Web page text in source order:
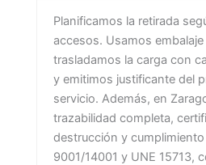
Planificamos la retirada
accesos. Usamos
trasladamos la carga con
y emitimos justificante del
servicio. Además, en
trazabilidad completa,
destrucción y cumplimiento
9001/14001 y UNE 15713,